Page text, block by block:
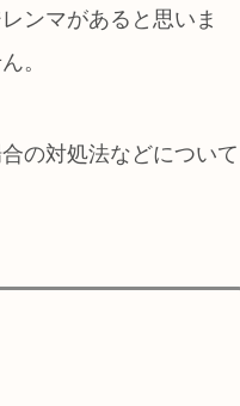
ンマがあると思いま
。
の対処法などについて